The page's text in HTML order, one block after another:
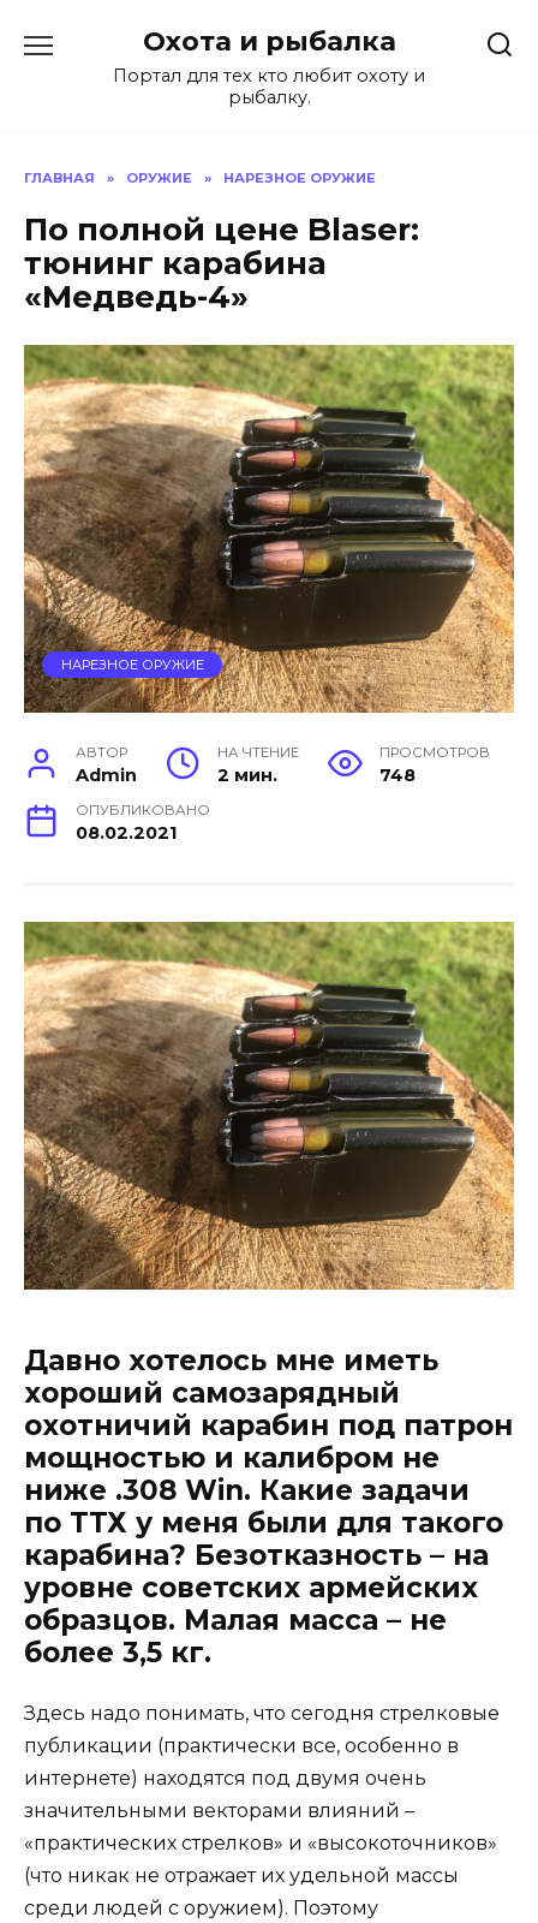
содержанию
Охота и рыбалка
Портал для тех кто любит охоту и
рыбалку.
ГЛАВНАЯ » ОРУЖИЕ » НАРЕЗНОЕ ОРУЖИЕ
По полной цене Blaser:
тюнинг карабина
«Медведь-4»
НАРЕЗНОЕ ОРУЖИЕ
АВТОР
Admin
НА ЧТЕНИЕ
2 мин.
ПРОСМОТРОВ
748
ОПУБЛИКОВАНО
08.02.2021
Давно хотелось мне иметь
хороший самозарядный
охотничий карабин под патрон
мощностью и калибром не
ниже .308 Win. Какие задачи
по ТТХ у меня были для такого
карабина? Безотказность – на
уровне советских армейских
образцов. Малая масса – не
более 3,5 кг.
Здесь надо понимать, что сегодня стрелковые
публикации (практически все, особенно в
интернете) находятся под двумя очень
значительными векторами влияний –
«практических стрелков» и «высокоточников»
(что никак не отражает их удельной массы
среди людей с оружием). Поэтому